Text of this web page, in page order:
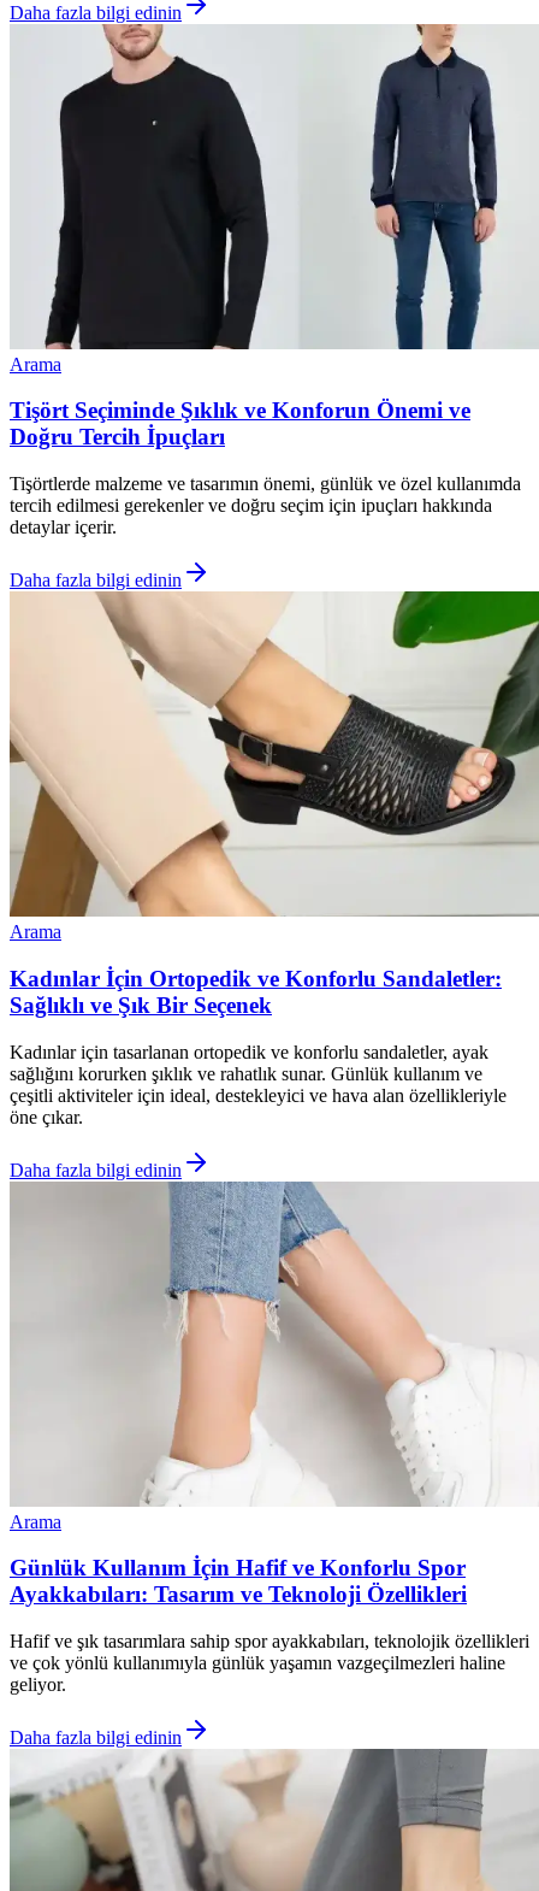
Daha fazla bilgi edinin
Arama
Tişört Seçiminde Şıklık ve Konforun Önemi ve
Doğru Tercih İpuçları
Tişörtlerde malzeme ve tasarımın önemi, günlük ve özel kullanımda
tercih edilmesi gerekenler ve doğru seçim için ipuçları hakkında
detaylar içerir.
Daha fazla bilgi edinin
Arama
Kadınlar İçin Ortopedik ve Konforlu Sandaletler:
Sağlıklı ve Şık Bir Seçenek
Kadınlar için tasarlanan ortopedik ve konforlu sandaletler, ayak
sağlığını korurken şıklık ve rahatlık sunar. Günlük kullanım ve
çeşitli aktiviteler için ideal, destekleyici ve hava alan özellikleriyle
öne çıkar.
Daha fazla bilgi edinin
Arama
Günlük Kullanım İçin Hafif ve Konforlu Spor
Ayakkabıları: Tasarım ve Teknoloji Özellikleri
Hafif ve şık tasarımlara sahip spor ayakkabıları, teknolojik özellikleri
ve çok yönlü kullanımıyla günlük yaşamın vazgeçilmezleri haline
geliyor.
Daha fazla bilgi edinin